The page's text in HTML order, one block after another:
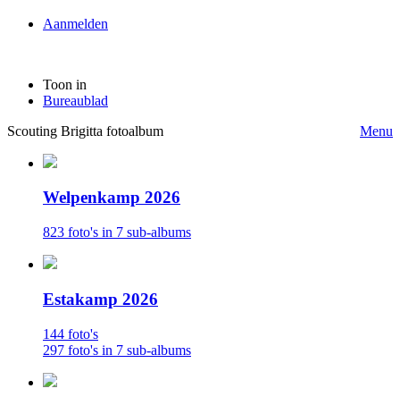
Aanmelden
Toon in
Bureaublad
Scouting Brigitta fotoalbum
Menu
Welpenkamp 2026
823 foto's in 7 sub-albums
Estakamp 2026
144 foto's
297 foto's in 7 sub-albums